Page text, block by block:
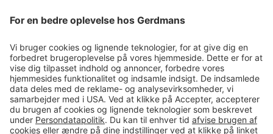
Tips & guides
Kontakt
salg@gerdmans.dk
49 18 07 07
Salgsafdeling åbningstider